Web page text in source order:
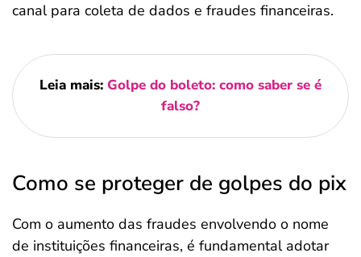
canal para coleta de dados e fraudes financeiras.
Leia mais: Golpe do boleto: como saber se é
falso?
Como se proteger de golpes do pix
Com o aumento das fraudes envolvendo o nome
de instituições financeiras, é fundamental adotar